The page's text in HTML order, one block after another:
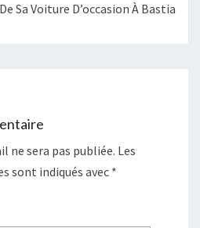
Sa Voiture D’occasion À Bastia
ne sera pas publiée. Les
sont indiqués avec *